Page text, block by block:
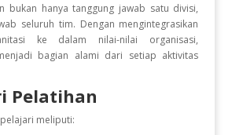
bukan hanya tanggung jawab satu divisi,
seluruh tim. Dengan mengintegrasikan
ke dalam nilai-nilai organisasi,
bagian alami dari setiap aktivitas
Pelatihan
meliputi: